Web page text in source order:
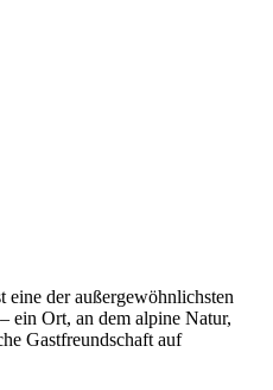
der außergewöhnlichsten
ein Ort, an dem alpine Natur,
Gastfreundschaft auf